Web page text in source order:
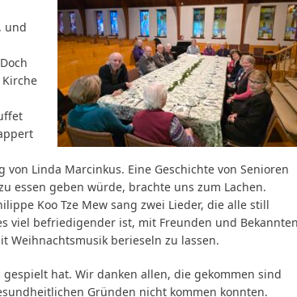
und
Linda Marcinkus. Eine Geschichte von Senioren
essen geben würde, brachte uns zum Lachen.
Koo Tze Mew sang zwei Lieder, die alle still
viel befriedigender ist, mit Freunden und
Weihnachtsmusik berieseln zu lassen.
hat. Wir danken allen, die gekommen sind
Gründen nicht kommen konnten.